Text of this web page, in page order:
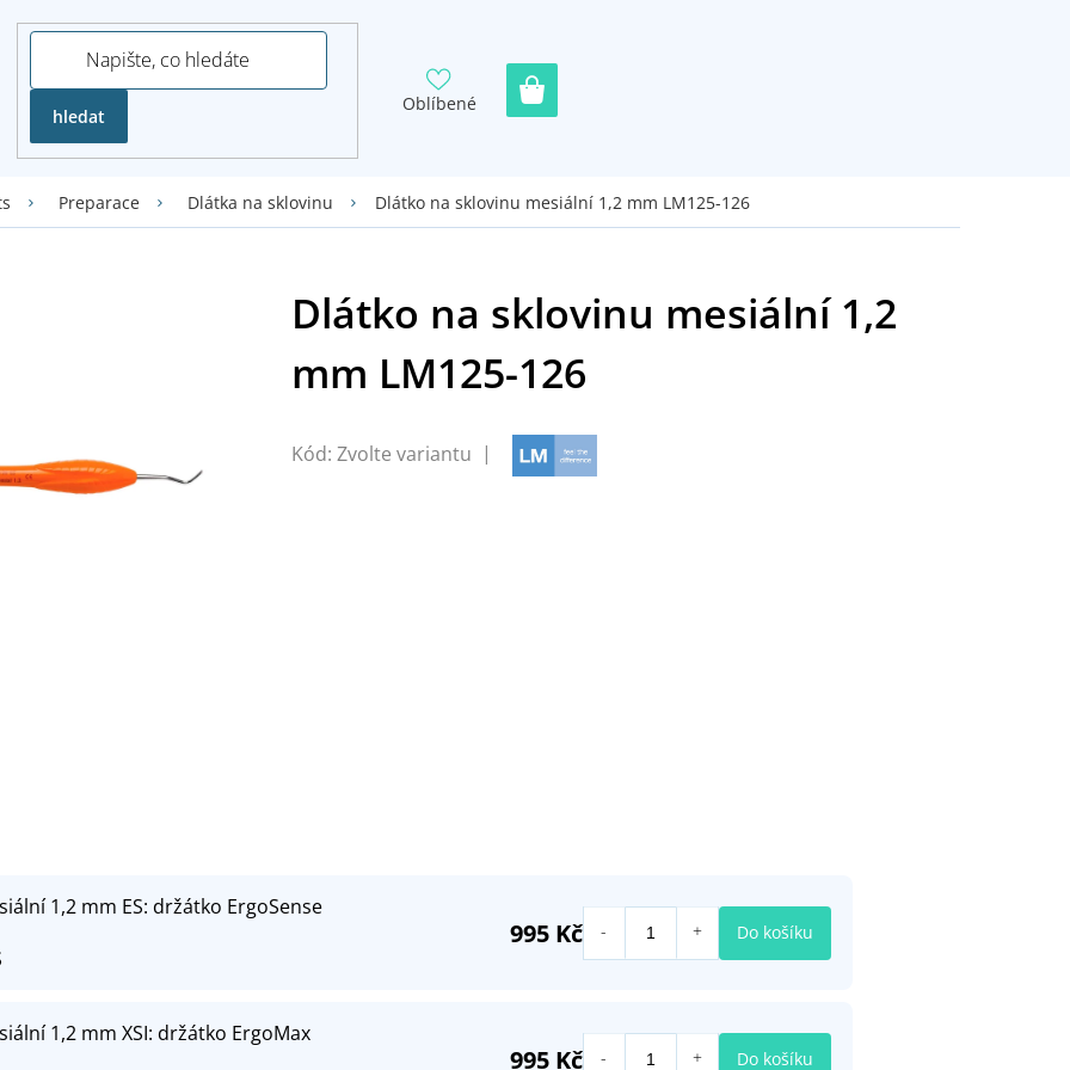
hledat
Oblíbené
Preparace Dlátka na sklovinu Dlátko na sklovinu mesiální 1,2 mm LM125-126
Kód: Zvolte variantu
1,2 mm ES: držátko ErgoSense
995 Kč Do košíku
1,2 mm XSI: držátko ErgoMax
995 Kč Do košíku